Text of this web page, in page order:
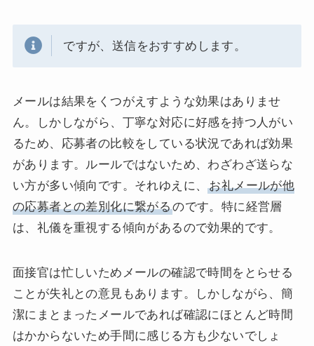
ですが、送信をおすすめします。
メールは結果をくつがえすような効果はありませ
ん。しかしながら、丁寧な対応に好感を持つ人がい
るため、応募者の比較をしている状況であれば効果
があります。ルールではないため、わざわざ送らな
い方が多い傾向です。それゆえに、お礼メールが他
の応募者との差別化に繋がるのです。特に経営層
は、礼儀を重視する傾向があるので効果的です。
面接官は忙しいためメールの確認で時間をとらせる
ことが失礼との意見もあります。しかしながら、簡
潔にまとまったメールであれば確認にほとんど時間
はかからないため手間に感じる方も少ないでしょ